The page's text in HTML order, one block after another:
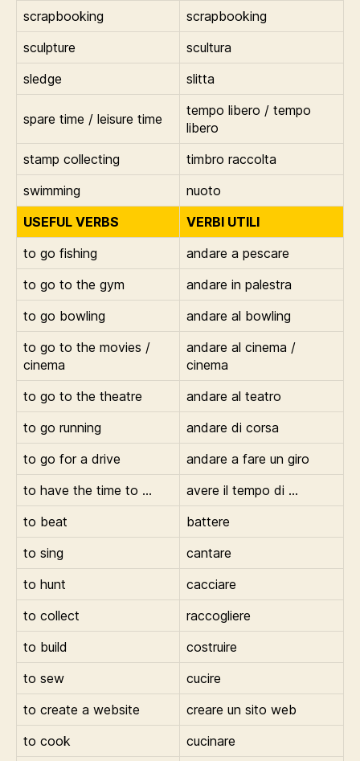
scrapbooking
scrapbooking
sculpture
scultura
sledge
slitta
spare time / leisure time
tempo libero / tempo
libero
stamp collecting
timbro raccolta
swimming
nuoto
USEFUL VERBS
VERBI UTILI
to go fishing
andare a pescare
to go to the gym
andare in palestra
to go bowling
andare al bowling
to go to the movies /
cinema
andare al cinema /
cinema
to go to the theatre
andare al teatro
to go running
andare di corsa
to go for a drive
andare a fare un giro
to have the time to …
avere il tempo di …
to beat
battere
to sing
cantare
to hunt
cacciare
to collect
raccogliere
to build
costruire
to sew
cucire
to create a website
creare un sito web
to cook
cucinare